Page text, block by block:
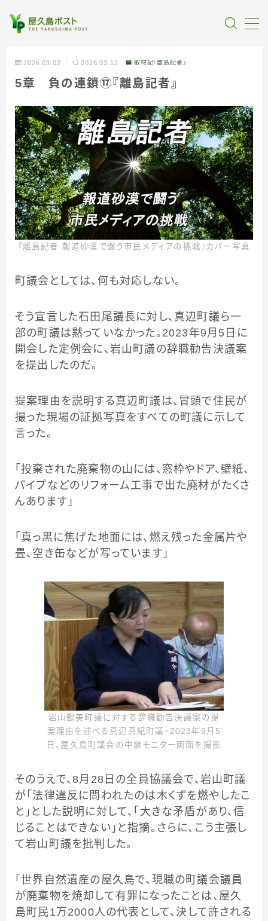
全記事カテゴリー
私たちについて
受賞・報道
情報提供
2026.03.02 2026.03.12 取材記『離島記者』
5章 負の連鎖⑰『離島記者』
『離島記者 報道砂漠で闘う市民メディアの挑戦』カバー写真
町議会としては、何も対応しない。
そう宣言した石田尾議長に対し、真辺町議ら一
部の町議は黙っていなかった。2023年9月5日に
開会した定例会に、岩山町議の辞職勧告決議案
を提出したのだ。
提案理由を説明する真辺町議は、冒頭で住民が
撮った現場の証拠写真をすべての町議に示して
言った。
「投棄された廃棄物の山には、窓枠やドア、壁紙、
パイプなどのリフォーム工事で出た廃材がたくさ
んあります」
「真っ黒に焦げた地面には、燃え残った金属片や
畳、空き缶などが写っています」
岩山鶴美町議に対する辞職勧告決議案の提
案理由を述べる真辺真紀町議＝2023年9月5
日、屋久島町議会の中継モニター画面を撮影
そのうえで、8月28日の全員協議会で、岩山町議
が「法律違反に問われたのは木くずを燃やしたこ
と」とした説明に対して、「大きな矛盾があり、信
じることはできない」と指摘。さらに、こう主張し
て岩山町議を批判した。
「世界自然遺産の屋久島で、現職の町議会議員
が廃棄物を焼却して有罪になったことは、屋久
島町民1万2000人の代表として、決して許される